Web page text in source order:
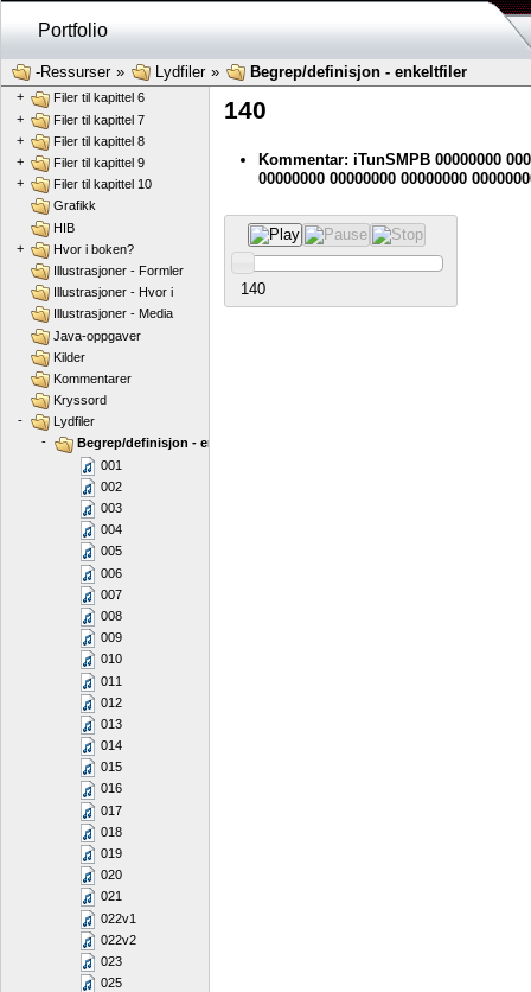
Portfolio
-Ressurser» Lydfiler» Begrep/definisjon - enkeltfiler
140
Kommentar: iTunSMPB 00000000
00000000 00000000 00000000
140
Filer til kapittel 3
+
Filer til kapittel 5
+
Filer til kapittel 6
+
Filer til kapittel 7
+
Filer til kapittel 8
+
Filer til kapittel 9
+
Filer til kapittel 10
Grafikk
HIB
+
Hvor i boken?
Illustrasjoner - Formler
Illustrasjoner - Hvor i
Illustrasjoner - Media
Java-oppgaver
Kilder
Kommentarer
Kryssord
-
Lydfiler
-
Begrep/definisjon - enkeltfiler
001
002
003
004
005
006
007
008
009
010
011
012
013
014
015
016
017
018
019
020
021
022v1
022v2
023
025